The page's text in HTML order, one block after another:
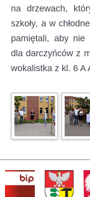
na drzewach,
szkoły, a w
pamiętali, aby nie
dla darczyńców z
wokalistka z kl. 6 A